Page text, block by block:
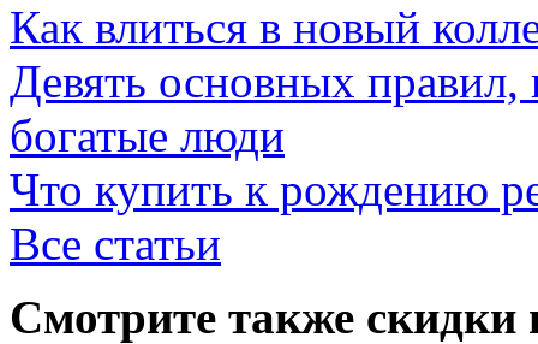
Как влиться в новый
Девять основных
богатые люди
Что купить к рождению
Все статьи
Смотрите также скидки